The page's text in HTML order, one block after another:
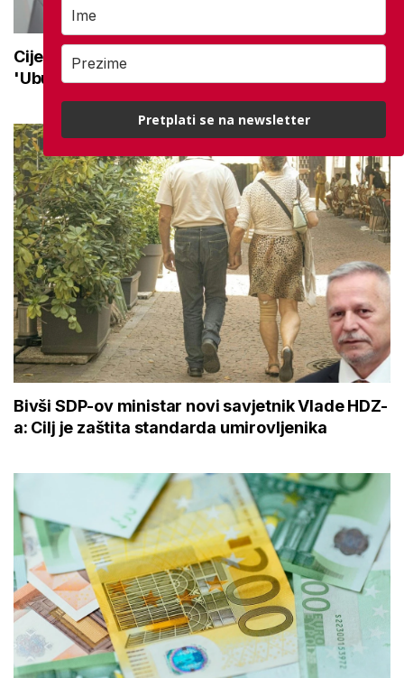
Cijene goriva idu dolje, a premijer ističe:
'Ubuduće će se mijenjati svaki tjedan'
Bivši SDP-ov ministar novi savjetnik Vlade HDZ-
a: Cilj je zaštita standarda umirovljenika
Pretplati se na newsletter